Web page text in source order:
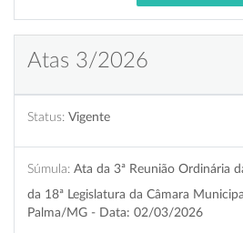
Atas 3/2026
Status: Vigente
Súmula: Ata da 3ª Reunião Ordinária
da 18ª Legislatura da Câmara
Palma/MG - Data: 02/03/2026